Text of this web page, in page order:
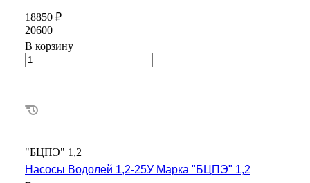
18850 ₽
20600
В корзину
"БЦПЭ" 1,2
Насосы Водолей 1,2-25У Марка "БЦПЭ" 1,2